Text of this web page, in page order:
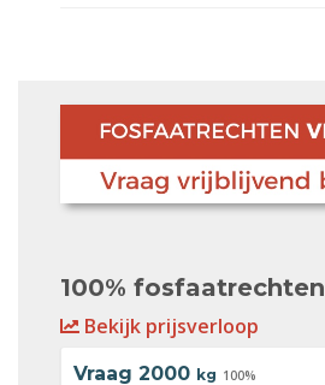
100% fosfaatrechten
Bekijk prijsverloop
Vraag 2000 kg 100%